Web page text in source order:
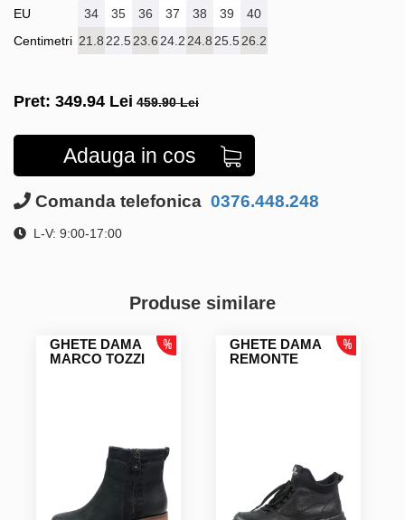
EU
Centimetri
34 35 36 37 38 39
40
21.8 22.523.6 24.2 24.8 25.526.2
Pret: 349.94 Lei 459.90 Lei
Adauga in cos
Comanda telefonica 0376.448.248
L-V: 9:00-17:00
Produse similare
GHETE DAMA
MARCO TOZZI
GHETE DAMA
REMONTE